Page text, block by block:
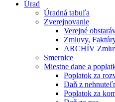
Úrad
Úradná tabuľa
Zverejnovanie
Verejné
Zmluvy,
ARCHÍV
Smernice
Miestne dane a
Poplatok za
Daň z
Poplatok za